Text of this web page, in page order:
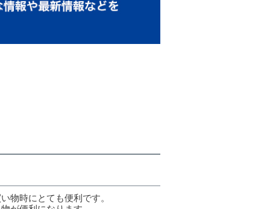
物時にとても便利です。